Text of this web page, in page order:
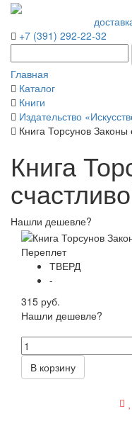
+7 (391) 292-22-32
Главная
Каталог
Книги
Издательство
Книга Торсунов Законы
Книга
Нашли дешевле?
Переплет
ТВЕРД
-
315 руб.
Нашли дешевле?
В корзину